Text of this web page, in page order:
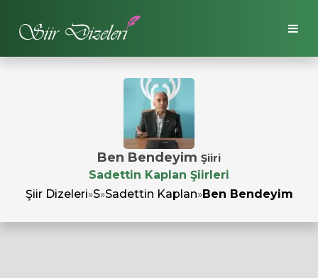
Ben Bendeyim Şiiri
Sadettin Kaplan Şiirleri
Şiir Dizeleri»S»Sadettin Kaplan»Ben Bendeyim